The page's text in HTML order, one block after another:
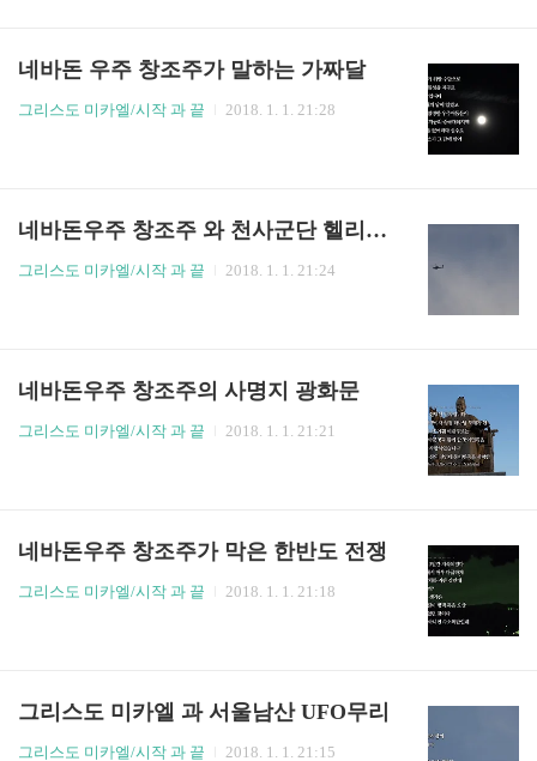
네바돈 우주 창조주가 말하는 가짜달
그리스도 미카엘/시작 과 끝 2018. 1. 1. 21:28
네바돈우주 창조주 와 천사군단 헬리콥터
그리스도 미카엘/시작 과 끝 2018. 1. 1. 21:24
네바돈우주 창조주의 사명지 광화문
그리스도 미카엘/시작 과 끝 2018. 1. 1. 21:21
네바돈우주 창조주가 막은 한반도 전쟁
그리스도 미카엘/시작 과 끝 2018. 1. 1. 21:18
그리스도 미카엘 과 서울남산 UFO무리
그리스도 미카엘/시작 과 끝 2018. 1. 1. 21:15